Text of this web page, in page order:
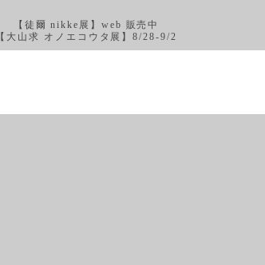
【徒爾 nikke展】web 販売中
【大山求 オノエコウタ展】8/28-9/2